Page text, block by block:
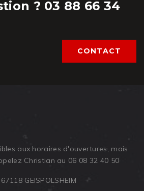
? 03 88 66 34
CONTACT
aux horaires d'ouvertures, mais
Christian au 06 08 32 40 50
GEISPOLSHEIM